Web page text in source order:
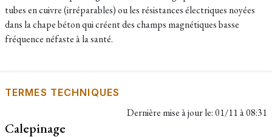
tubes en cuivre (irréparables) ou les résistances électriques noyées
dans la chape béton qui créent des champs magnétiques basse
fréquence néfaste à la santé.
TERMES TECHNIQUES
Dernière mise à jour le:01/11 à 08:31
Calepinage